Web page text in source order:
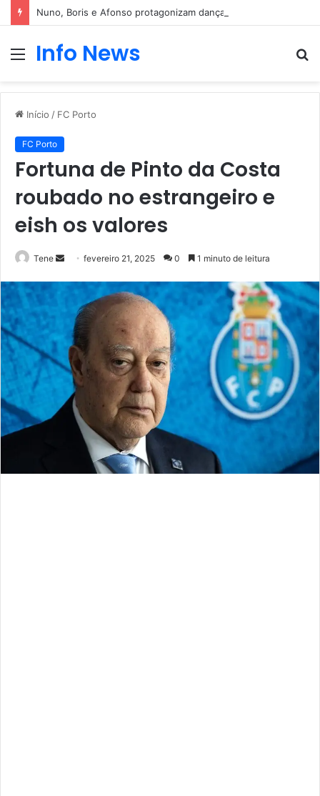
Nuno, Boris e Afonso protagonizam dança sensual
Menu
Info News
Início / FC Porto
FC Porto
Fortuna de Pinto da Costa
roubado no estrangeiro e
eish os valores
Tene
Mande
mail
fevereiro 21, 2025 0 1 minuto de leitura